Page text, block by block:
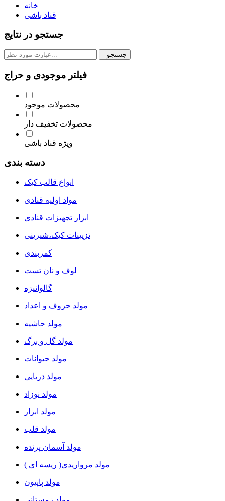
خانه
قناد باشی
جستجو در نتایج
جستجو
فیلتر موجودی و حراج
محصولات موجود
محصولات تخفیف دار
ویژه قناد باشی
دسته بندی
انواع قالب کیک
مواد اولیه قنادی
ابزار تجهیزات قنادی
تزیینات کیک،شیرینی
کمربندی
لوف و نان تست
گالوانیزه
مولد حروف و اعداد
مولد حاشیه
مولد گل و برگ
مولد حیوانات
مولد دریایی
مولد نوزاد
مولد ابزار
مولد قلب
مولد آسمان پرنده
مولد مرواریدی( ریسه ای )
مولد پاپیون